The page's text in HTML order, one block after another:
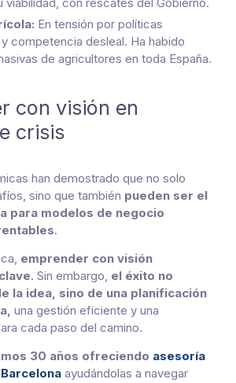
En tensión por políticas
competencia desleal. Ha habido
de agricultores en toda España.
con visión en
crisis
han demostrado que no solo
sino que también pueden ser el
para modelos de negocio
.
emprender con visión
. Sin embargo, el éxito no
la idea, sino de una planificación
una gestión eficiente y una
cada paso del camino.
30 años ofreciendo asesoría
ayudándolas a navegar